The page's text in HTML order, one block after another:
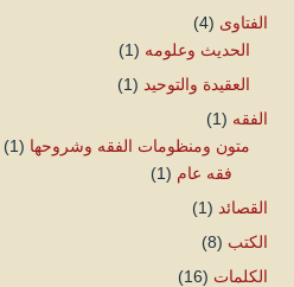
الفتاوى (4)
الحديث وعلومه (1)
العقيدة والتوحيد (1)
الفقه (1)
متون ومنظومات الفقه وشروحها (1)
فقه عام (1)
القصائد (1)
الكتب (8)
الكلمات (16)